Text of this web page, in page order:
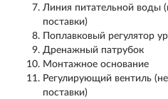
Линия питательной воды
поставки)
Поплавковый регулятор
Дренажный патрубок
Монтажное основание
Регулирующий вентиль
поставки)